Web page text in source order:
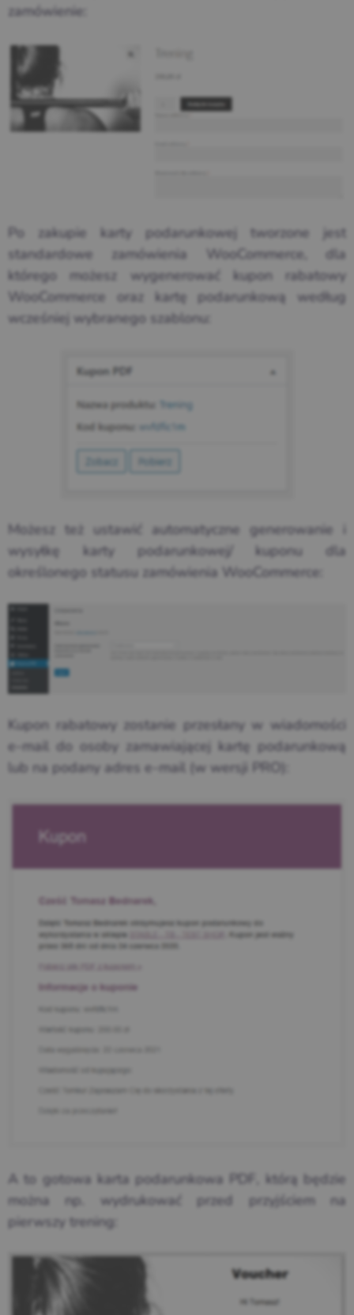
zamówienie:
Po zakupie karty podarunkowej tworzone jest
standardowe zamówienia WooCommerce, dla
którego możesz wygenerować kupon rabatowy
WooCommerce oraz kartę podarunkową według
wcześniej wybranego szablonu:
Możesz też ustawić automatyczne generowanie i
wysyłkę karty podarunkowej/ kuponu dla
określonego statusu zamówienia WooCommerce:
Kupon rabatowy zostanie przesłany w wiadomości
e-mail do osoby zamawiającej kartę podarunkową
lub na podany adres e-mail (w wersji PRO):
A to gotowa karta podarunkowa PDF, którą będzie
można np. wydrukować przed przyjściem na
pierwszy trening: